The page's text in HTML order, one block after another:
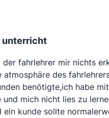
unterricht
fahrlehrer mir nichts
des
benötigte,ich habe
mich nicht lies zu
kunde sollte